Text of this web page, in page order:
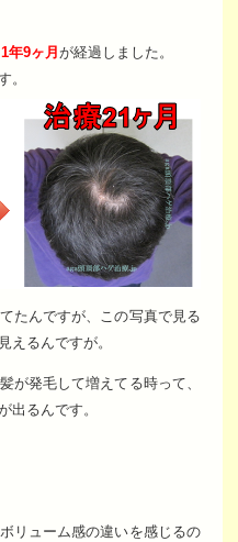
1年9ヶ月 が経過しました。
。
たんですが、この写真で見る
えるんですが。
が発毛して増えてる時って、
出るんです。
リューム感の違いを感じるの